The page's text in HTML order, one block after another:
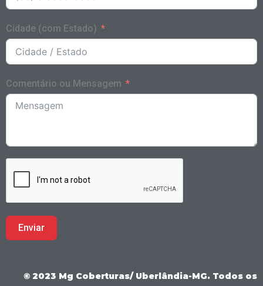
Cidade (com Estado)
Comentário ou Mensagem
Enviar
© 2023 Mg Coberturas/ Uberlândia-MG. Todos os